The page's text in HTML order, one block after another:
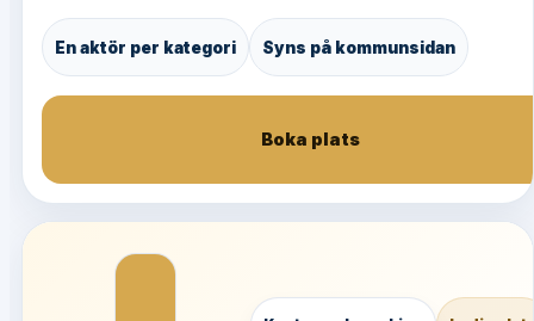
En aktör per kategori Syns på kommunsidan
Boka plats